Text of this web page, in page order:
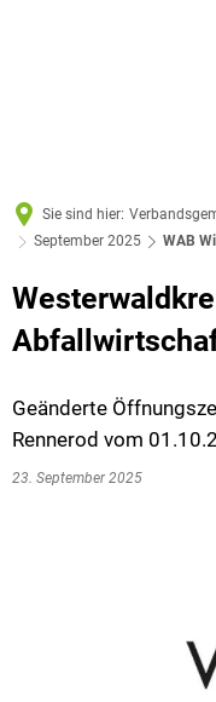
Sie sind hier:
September 2025
WAB
Geänderte
Rennerod vom
23. September 2025